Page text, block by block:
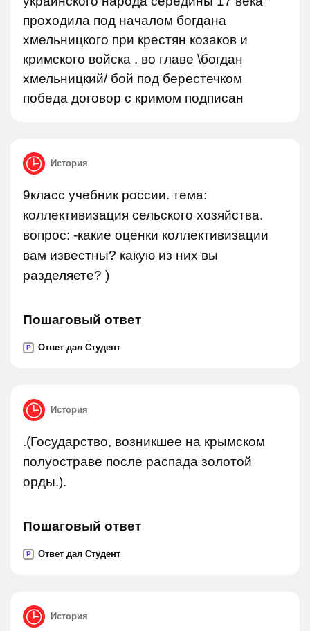
проходила под началом богдана
хмельницкого при крестян козаков и
кримского войска . во главе \богдан
хмельницкий/ бой под берестечком
победа договор с кримом подписан
История
9класс учебник россии. тема:
коллективизация сельского хозяйства.
вопрос: -какие оценки коллективизации
вам известны? какую из них вы
разделяете? )
Пошаговый ответ
P Ответ дал Студент
История
.(Государство, возникшее на крымском
полуостраве после распада золотой
орды.).
Пошаговый ответ
P Ответ дал Студент
История